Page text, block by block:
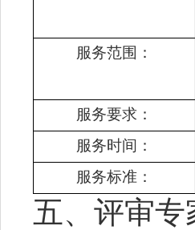
服务范围：
服务要求：
服务时间：
服务标准：
五、评审专